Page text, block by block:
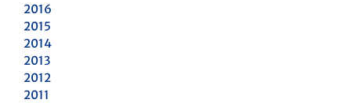
2016
2015
2014
2013
2012
2011